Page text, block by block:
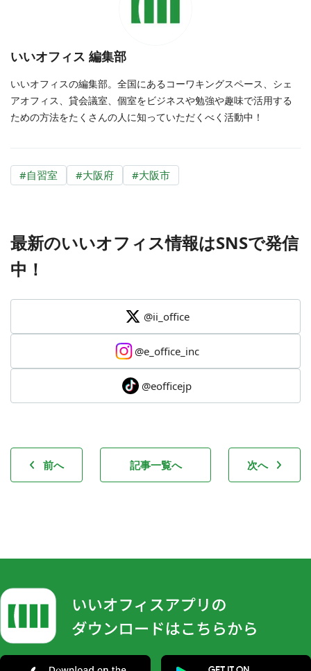
いいオフィス 編集部
いいオフィスの編集部。全国にあるコーワキングスペース、シェ
アオフィス、貸会議室、個室をビジネスや勉強や趣味で活用する
ための方法をたくさんの人に知っていただくべく活動中！
#自習室 #大阪府 #大阪市
最新のいいオフィス情報はSNSで発信
中！
@ii_office
@e_office_inc
@eofficejp
前へ 記事一覧へ 次へ